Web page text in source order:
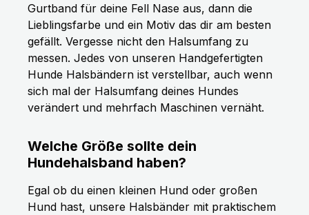
Gurtband für deine Fell Nase aus, dann die
Lieblingsfarbe und ein Motiv das dir am besten
gefällt. Vergesse nicht den Halsumfang zu
messen. Jedes von unseren Handgefertigten
Hunde Halsbändern ist verstellbar, auch wenn
sich mal der Halsumfang deines Hundes
verändert und mehrfach Maschinen vernäht.
Welche Größe sollte dein
Hundehalsband haben?
Egal ob du einen kleinen Hund oder großen
Hund hast, unsere Halsbänder mit praktischem